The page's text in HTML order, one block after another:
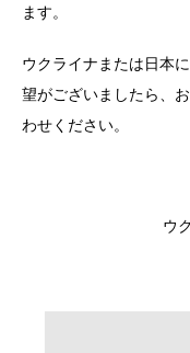
ます。
ウクライナまたは日本
望がございましたら、
わせください。
ウ